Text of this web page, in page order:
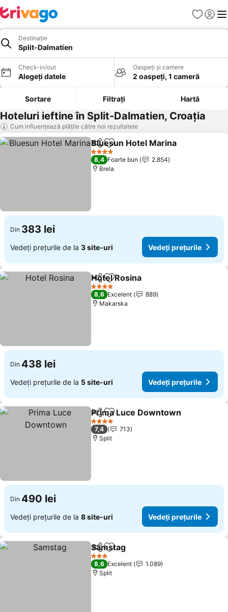
Favorite
Destinație
Split-Dalmatien
Check-in/out
Alegeți datele
Oaspeți și camere
2 oaspeți, 1 cameră
Sortare Filtrați Hartă
Hoteluri ieftine în Split-Dalmatien, Croaţia
Cum influențează plățile către noi rezultatele
DistribuițiAdăugaţi la favorite
Bluesun Hotel Marina
4 Stele
8,4 Foarte bun
2.854
Brela
Din 383 lei
Vedeți prețurile de la 3 site-uri Vedeți prețurile
DistribuițiAdăugaţi la favorite
Hotel Rosina
4 Stele
8,6 Excelent
889
Makarska
Din 438 lei
Vedeți prețurile de la 5 site-uri Vedeți prețurile
DistribuițiAdăugaţi la favorite
Prima Luce Downtown
4 Stele
7,4
713
Split
Din 490 lei
Vedeți prețurile de la 8 site-uri Vedeți prețurile
DistribuițiAdăugaţi la favorite
Samstag
3 Stele
8,6 Excelent
1.089
Split